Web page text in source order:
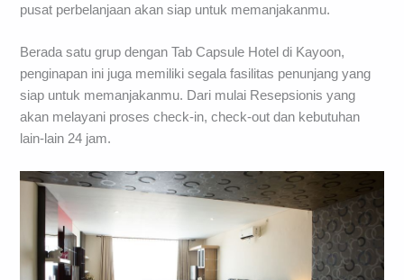
pusat perbelanjaan akan siap untuk memanjakanmu.
Berada satu grup dengan Tab Capsule Hotel di Kayoon,
penginapan ini juga memiliki segala fasilitas penunjang yang
siap untuk memanjakanmu. Dari mulai Resepsionis yang
akan melayani proses check-in, check-out dan kebutuhan
lain-lain 24 jam.